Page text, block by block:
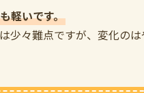
軽いです。
少々難点ですが、変化の